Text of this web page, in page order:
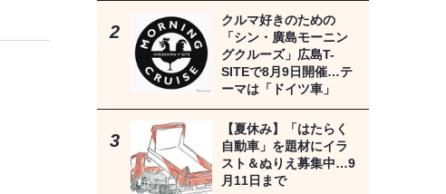
クルマ好きのための
「シン・廣島モーニン
グクルーズ」広島T-
SITEで8月9日開催…テ
ーマは「ドイツ車」
【夏休み】「はたらく
自動車」を題材にイラ
スト＆ぬりえ募集中…9
月11日まで